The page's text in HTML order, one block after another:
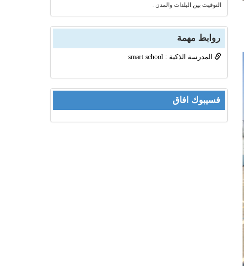
التوقيت بين البلدات والمدن .
روابط مهمة
المدرسة الذكية : smart school
فسيبوك افاق